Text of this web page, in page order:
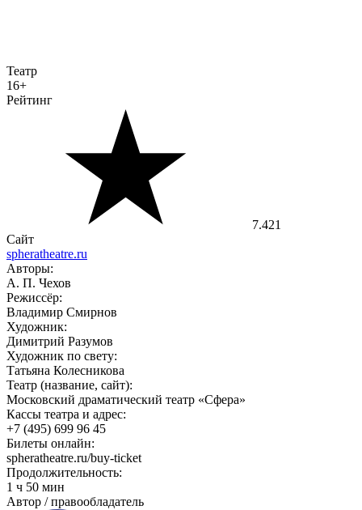
Театр
16+
Рейтинг
7.421
Сайт
spheratheatre.ru
Авторы:
А. П. Чехов
Режиссёр:
Владимир Смирнов
Художник:
Димитрий Разумов
Художник по свету:
Татьяна Колесникова
Театр (название, сайт):
Московский драматический театр «Сфера»
Кассы театра и адрес:
+7 (495) 699 96 45
Билеты онлайн:
spheratheatre.ru/buy-ticket
Продолжительность:
1 ч 50 мин
Автор / правообладатель